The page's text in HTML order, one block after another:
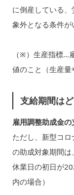
に倒産している
象外となる条件が
（※）生産指標…
値のこと（生産量
支給期間は
雇用調整助成金
ただし、新型コ
の助成対象期間
休業日の初日が
内の場合）